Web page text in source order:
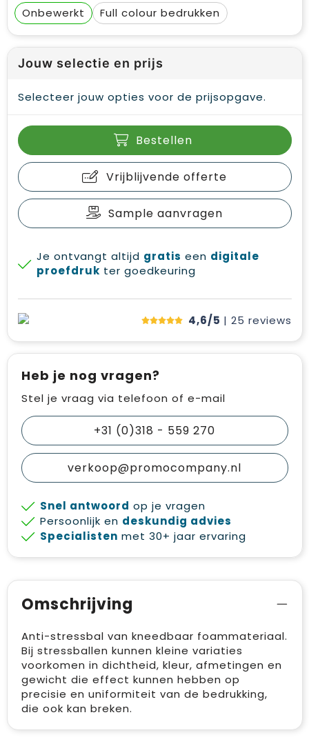
Onbewerkt
Full colour
Jouw selectie en prijs
Selecteer jouw opties voor de prijsopgave.
Bestellen
Vrijblijvende offerte
Sample aanvragen
Je ontvangt altijd gratis een digitale
proefdruk ter goedkeuring
4,6/5 | 25 reviews
Heb je nog vragen?
Stel je vraag via telefoon of e-mail
+31 (0)318 - 559 270
verkoop@promocompany.nl
Snel antwoord op je vragen
Persoonlijk en deskundig advies
Specialisten met 30+ jaar ervaring
Omschrijving
Anti-stressbal van kneedbaar foammateriaal.
Bij stressballen kunnen kleine variaties
voorkomen in dichtheid, kleur, afmetingen en
gewicht die effect kunnen hebben op
precisie en uniformiteit van de bedrukking,
die ook kan breken.